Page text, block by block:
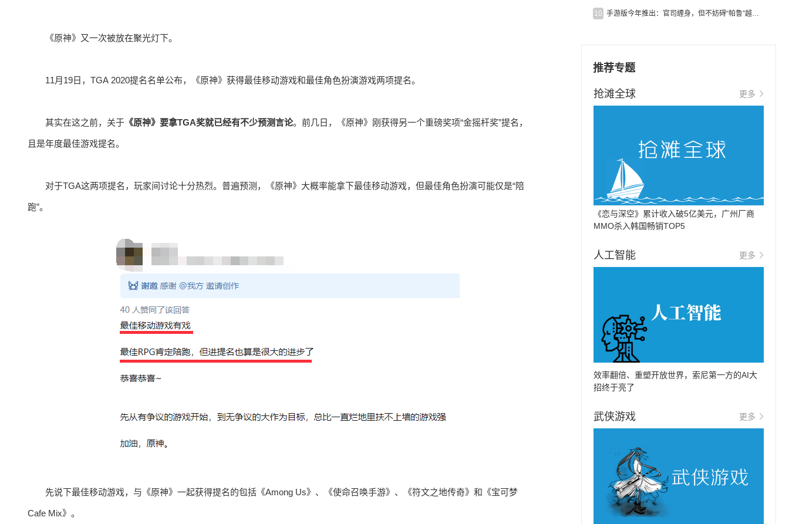
《原神》又一次被放在聚光灯下。
11月19日，TGA 2020提名名单公布，《原神》获得最佳移动游戏和最佳角色扮演游戏两项提名。
其实在这之前，关于 《原神》要拿TGA奖就已经有不少预测言论。前几日，《原神》刚获得另一个重磅奖项“金摇杆奖”提名，
且是年度最佳游戏提名。
对于TGA这两项提名，玩家间讨论十分热烈。普遍预测，《原神》大概率能拿下最佳移动游戏，但最佳角色扮演可能仅是“陪
跑”。
先说下最佳移动游戏，与《原神》一起获得提名的包括《Among Us》、《使命召唤手游》、《符文之地传奇》和《宝可梦
Cafe Mix》。
10 手游版今年推出：官司缠身，但不妨碍“帕鲁”越来越火
推荐专题
抢滩全球 更多
《恋与深空》累计收入破5亿美元，广州厂商
MMO杀入韩国畅销TOP5
人工智能 更多
效率翻倍、重塑开放世界，索尼第一方的AI大
招终于亮了
武侠游戏 更多